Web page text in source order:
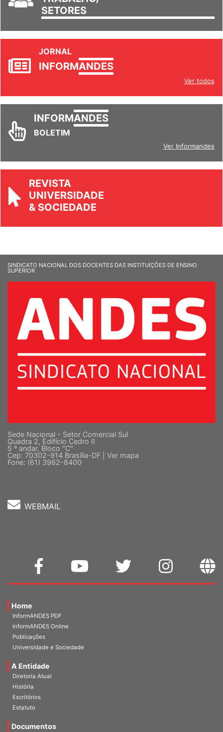
SETORES
JORNAL
INFORMANDES
Ver todos
INFORMANDES
BOLETIM
Ver Informandes
REVISTA
UNIVERSIDADE
& SOCIEDADE
SINDICATO NACIONAL DOS DOCENTES DAS INSTITUIÇÕES DE ENSINO
SUPERIOR
Sede Nacional - Setor Comercial Sul
Quadra 2, Edifício Cedro II
5 º andar, Bloco "C"
Cep: 70302-914 Brasília-DF | Ver mapa
Fone: (61) 3962-8400
WEBMAIL
Home
InformANDES PDF
InformANDES Online
Publicações
Universidade e Sociedade
A Entidade
Diretoria Atual
História
Escritórios
Estatuto
Documentos